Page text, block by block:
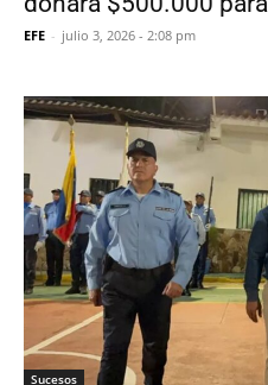
EFE - julio 3, 2026 - 2:08 pm
Sucesos